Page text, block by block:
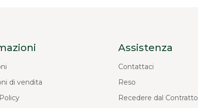
di vendita
Assistenza
Contattaci
Reso
Recedere dal Contratto